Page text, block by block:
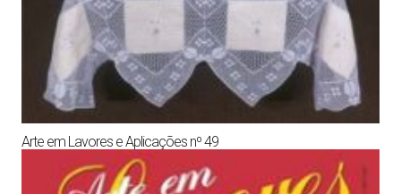
Arte em Lavores e Aplicações nº 49